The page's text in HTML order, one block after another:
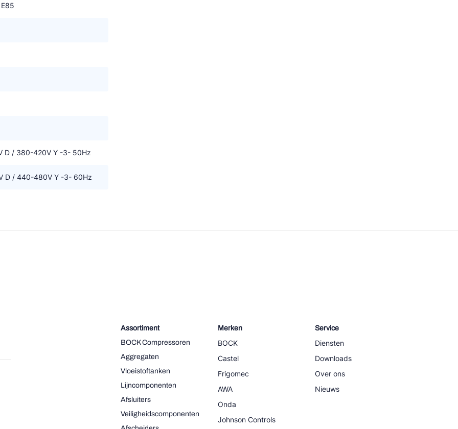
D / 380-420V Y -3- 50Hz
D / 440-480V Y -3- 60Hz
Assortiment
BOCK Compressoren
Aggregaten
Vloeistoftanken
Lijncomponenten
Afsluiters
Veiligheidscomponenten
Merken
BOCK
Castel
Frigomec
AWA
Onda
Johnson Controls
Service
Diensten
Downloads
Over ons
Nieuws